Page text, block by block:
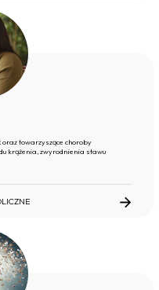
oraz towarzyszące choroby
krążenia, zwyrodnienia stawu